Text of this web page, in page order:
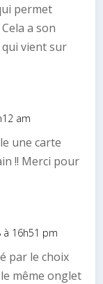
permet
a son
vient sur
am
une carte
!! Merci pour
16h51 pm
par le choix
même onglet